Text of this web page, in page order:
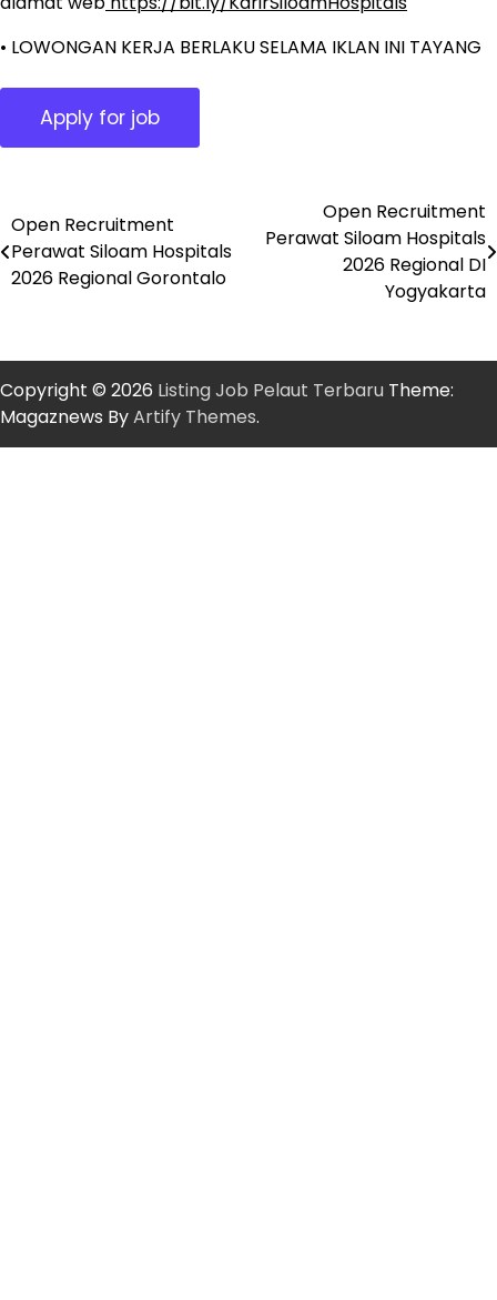
• LOWONGAN KERJA BERLAKU SELAMA IKLAN INI TAYANG
Post
navigation
Open Recruitment
Perawat Siloam Hospitals
2026 Regional Gorontalo
Open Recruitment
Perawat Siloam Hospitals
2026 Regional DI
Yogyakarta
Copyright © 2026 Listing Job Pelaut Terbaru Theme:
Magaznews ByArtify Themes.